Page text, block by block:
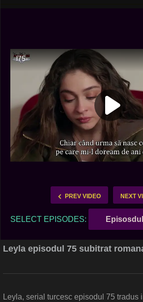
PREV VIDEO NEXT
SELECT EPISODES:
Leyla episodul 75 subitrat
Leyla, serial turcesc episodul 75 tradus